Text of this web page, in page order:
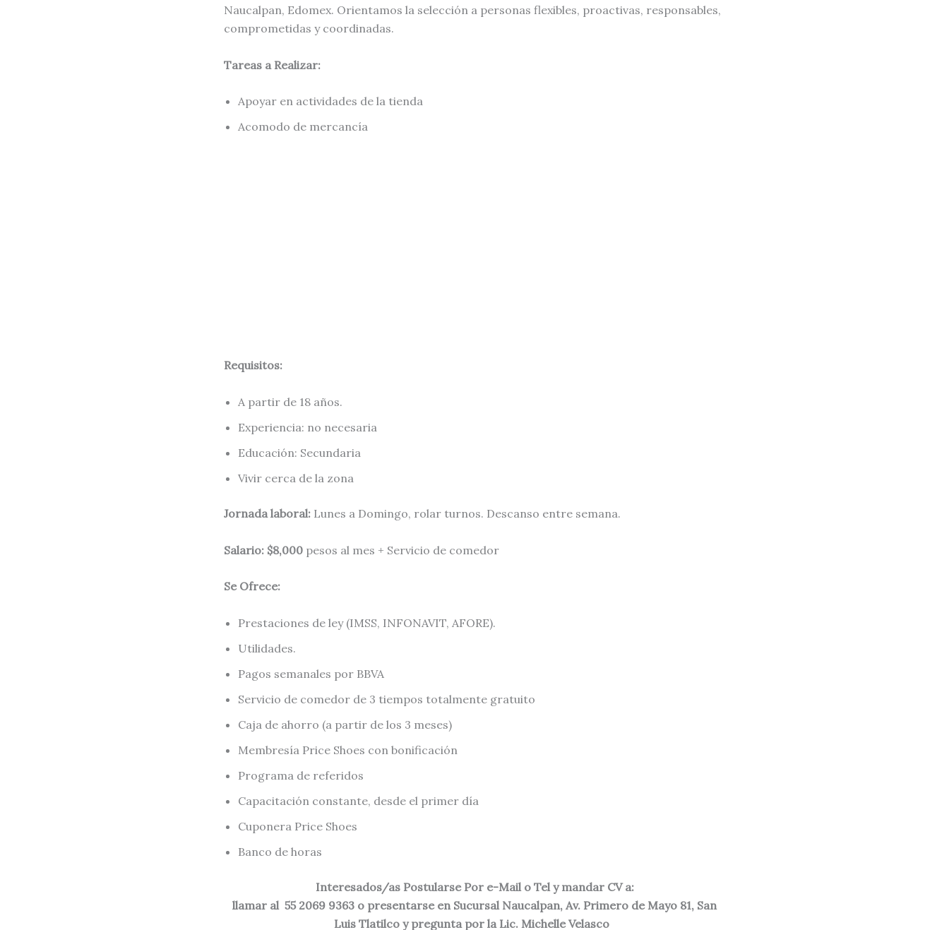
Naucalpan, Edomex. Orientamos la selección a personas flexibles, proactivas, responsables,
comprometidas y coordinadas.
Tareas a Realizar:
Apoyar en actividades de la tienda
Acomodo de mercancía
Requisitos:
A partir de 18 años.
Experiencia: no necesaria
Educación: Secundaria
Vivir cerca de la zona
Jornada laboral: Lunes a Domingo, rolar turnos. Descanso entre semana.
Salario: $8,000 pesos al mes + Servicio de comedor
Se Ofrece:
Prestaciones de ley (IMSS, INFONAVIT, AFORE).
Utilidades.
Pagos semanales por BBVA
Servicio de comedor de 3 tiempos totalmente gratuito
Caja de ahorro (a partir de los 3 meses)
Membresía Price Shoes con bonificación
Programa de referidos
Capacitación constante, desde el primer día
Cuponera Price Shoes
Banco de horas
Interesados/as Postularse Por e-Mail o Tel y mandar CV a:
llamar al 55 2069 9363 o presentarse en Sucursal Naucalpan, Av. Primero de Mayo 81, San
Luis Tlatilco y pregunta por la Lic. Michelle Velasco